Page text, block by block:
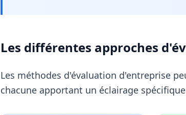
Les différentes approches
Les méthodes d'évaluation d'entreprise
chacune apportant un éclairage